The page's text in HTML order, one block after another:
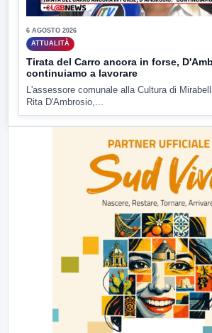
6 AGOSTO 2026
ATTUALITÀ
Tirata del Carro ancora in forse,
continuiamo a lavorare
L'assessore comunale alla Cultura di
Rita D'Ambrosio,...